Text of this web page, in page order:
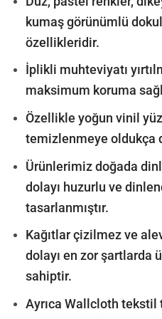
kumaş görünümlü
özellikleridir.
İplikli muhteviyatı
maksimum koruma
Özellikle yoğun vinil
temizlenmeye oldukça
Ürünlerimiz doğada
dolayı huzurlu ve
tasarlanmıştır.
Kağıtlar çizilmez ve
dolayı en zor şartlarda
sahiptir.
Ayrıca Wallcloth tekstil